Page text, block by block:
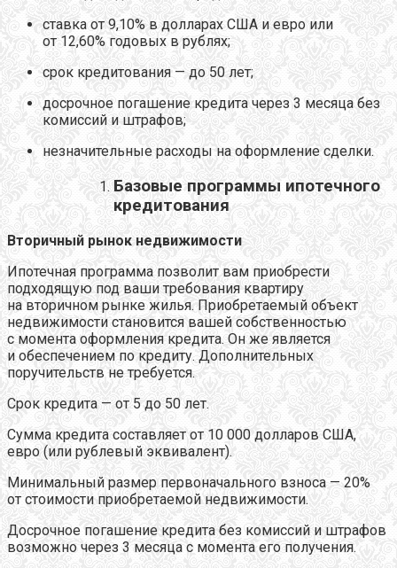
ставка от 9,10% в долларах США и евро или
от 12,60% годовых в рублях;
срок кредитования — до 50 лет;
досрочное погашение кредита через 3 месяца без
комиссий и штрафов;
незначительные расходы на оформление сделки.
Базовые программы ипотечного
кредитования
Вторичный рынок недвижимости
Ипотечная программа позволит вам приобрести
подходящую под ваши требования квартиру
на вторичном рынке жилья. Приобретаемый объект
недвижимости становится вашей собственностью
с момента оформления кредита. Он же является
и обеспечением по кредиту. Дополнительных
поручительств не требуется.
Срок кредита — от 5 до 50 лет.
Сумма кредита составляет от 10 000 долларов США,
евро (или рублевый эквивалент).
Минимальный размер первоначального взноса — 20%
от стоимости приобретаемой недвижимости.
Досрочное погашение кредита без комиссий и штрафов
возможно через 3 месяца с момента его получения.